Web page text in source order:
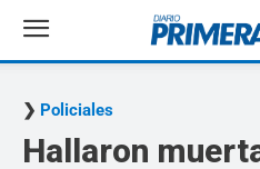
Policiales
Hallaron